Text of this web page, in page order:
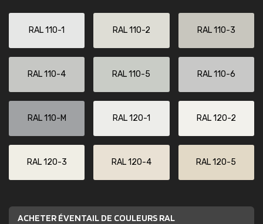
RAL 110-1 RAL 110-2 RAL 110-3
RAL 110-4 RAL 110-5 RAL 110-6
RAL 110-M RAL 120-1 RAL 120-2
RAL 120-3 RAL 120-4 RAL 120-5
ACHETER ÉVENTAIL DE COULEURS RAL